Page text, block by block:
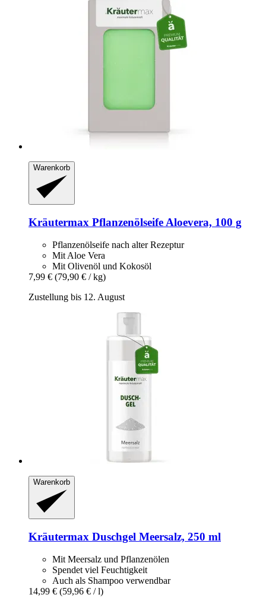
Warenkorb
Kräutermax Pflanzenölseife Aloevera, 100 g
Pflanzenölseife nach alter Rezeptur
Mit Aloe Vera
Mit Olivenöl und Kokosöl
7,99 € (79,90 € / kg)
Zustellung bis 12. August
Warenkorb
Kräutermax Duschgel Meersalz, 250 ml
Mit Meersalz und Pflanzenölen
Spendet viel Feuchtigkeit
Auch als Shampoo verwendbar
14,99 € (59,96 € / l)